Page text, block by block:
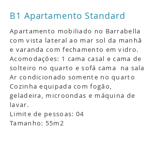
B1 Apartamento Standard
Apartamento mobiliado no Barrabella
com vista lateral ao mar sol da manhã
e varanda com fechamento em vidro.
Acomodações: 1 cama casal e cama de
solteiro no quarto e sofá cama na sala
Ar condicionado somente no quarto
Cozinha equipada com fogão,
geladeira, microondas e máquina de
lavar.
Limite de pessoas: 04
Tamanho: 55m2